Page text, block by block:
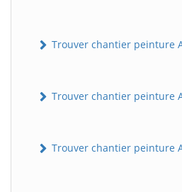
Trouver chantier peinture
Trouver chantier peinture
Trouver chantier peinture